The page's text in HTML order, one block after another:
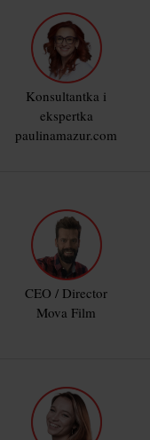
Konsultantka i
ekspertka
paulinamazur.com
CEO / Director
Mova Film